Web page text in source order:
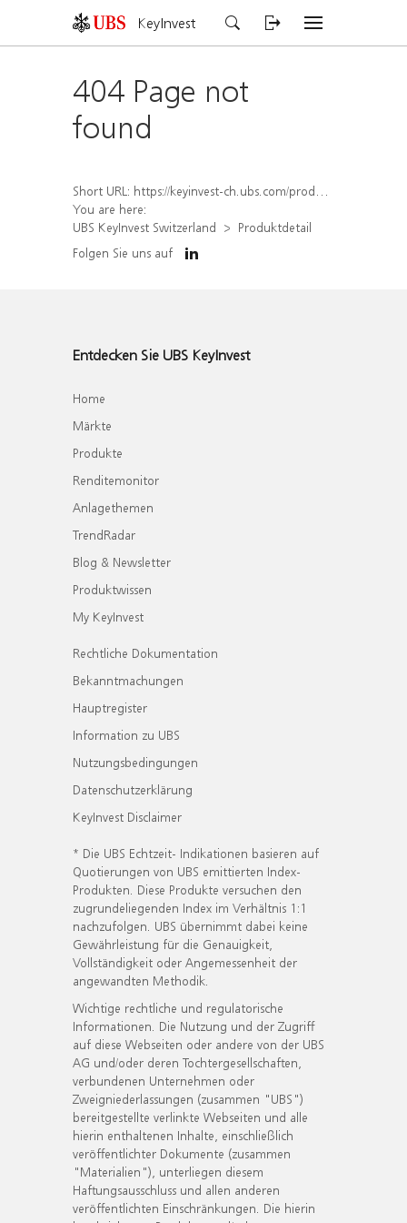
KeyInvest
404 Page not
found
Short URL: https://keyinvest-ch.ubs.com/produkt/detail/index/isin/CH1578496452
You are here:
UBS KeyInvest Switzerland
Produktdetail
Folgen Sie uns auf
Entdecken Sie UBS KeyInvest
Home
Märkte
Produkte
Renditemonitor
Anlagethemen
TrendRadar
Blog & Newsletter
Produktwissen
My KeyInvest
Rechtliche Dokumentation
Bekanntmachungen
Hauptregister
Information zu UBS
Nutzungsbedingungen
Datenschutzerklärung
KeyInvest Disclaimer
* Die UBS Echtzeit- Indikationen basieren auf
Quotierungen von UBS emittierten Index-
Produkten. Diese Produkte versuchen den
zugrundeliegenden Index im Verhältnis 1:1
nachzufolgen. UBS übernimmt dabei keine
Gewährleistung für die Genauigkeit,
Vollständigkeit oder Angemessenheit der
angewandten Methodik.
Wichtige rechtliche und regulatorische
Informationen. Die Nutzung und der Zugriff
auf diese Webseiten oder andere von der UBS
AG und/oder deren Tochtergesellschaften,
verbundenen Unternehmen oder
Zweigniederlassungen (zusammen "UBS")
bereitgestellte verlinkte Webseiten und alle
hierin enthaltenen Inhalte, einschließlich
veröffentlichter Dokumente (zusammen
"Materialien"), unterliegen diesem
Haftungsausschluss und allen anderen
veröffentlichten Einschränkungen. Die hierin